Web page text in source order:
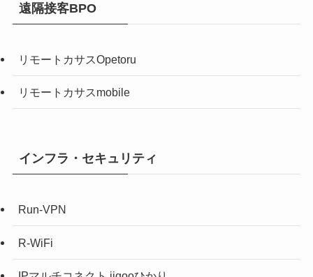
遠隔接客BPO
リモートカサスOpetoru
リモートカサスmobile
インフラ・セキュリティ
Run-VPN
R-WiFi